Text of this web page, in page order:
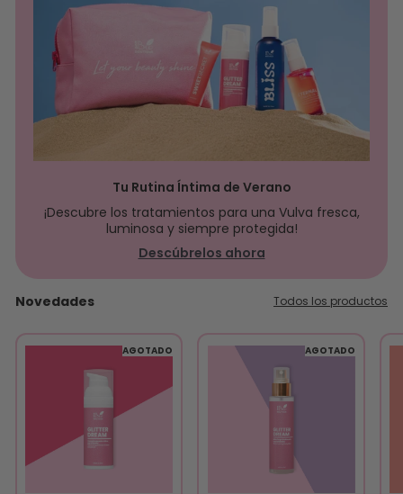
Tu Rutina Íntima de Verano
¡Descubre los tratamientos para una Vulva fresca,
luminosa y siempre protegida!
Descúbrelos ahora
Novedades Todos los productos
AGOTADO AGOTADO